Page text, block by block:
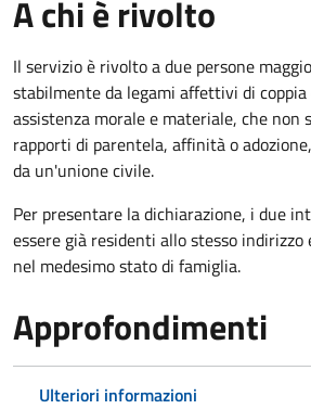
A chi è rivolto
Il servizio è rivolto a due persone
stabilmente da legami affettivi di coppia
assistenza morale e materiale, che non
rapporti di parentela, affinità o
da un'unione civile.
Per presentare la dichiarazione, i due
essere già residenti allo stesso
nel medesimo stato di famiglia.
Approfondimenti
Ulteriori informazioni